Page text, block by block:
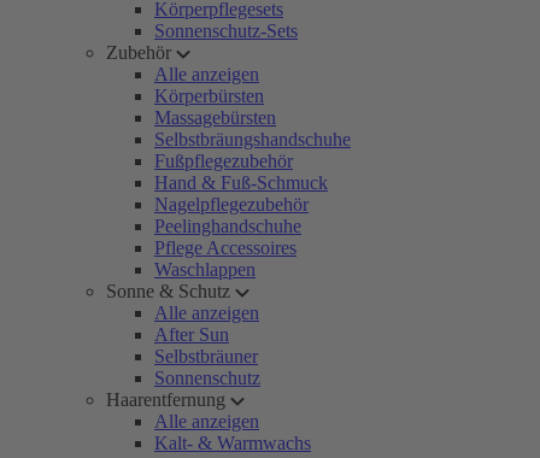
Körperpflegesets
Sonnenschutz-Sets
Zubehör
Alle anzeigen
Körperbürsten
Massagebürsten
Selbstbräungshandschuhe
Fußpflegezubehör
Hand & Fuß-Schmuck
Nagelpflegezubehör
Peelinghandschuhe
Pflege Accessoires
Waschlappen
Sonne & Schutz
Alle anzeigen
After Sun
Selbstbräuner
Sonnenschutz
Haarentfernung
Alle anzeigen
Kalt- & Warmwachs